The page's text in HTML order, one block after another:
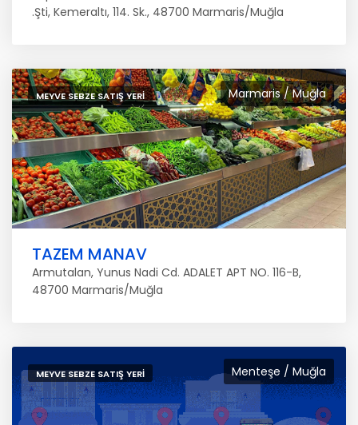
.Şti, Kemeraltı, 114. Sk., 48700 Marmaris/Muğla
Marmaris / Muğla
MEYVE SEBZE SATIŞ YERI
TAZEM MANAV
Armutalan, Yunus Nadi Cd. ADALET APT NO. 116-B,
48700 Marmaris/Muğla
Menteşe / Muğla
MEYVE SEBZE SATIŞ YERI